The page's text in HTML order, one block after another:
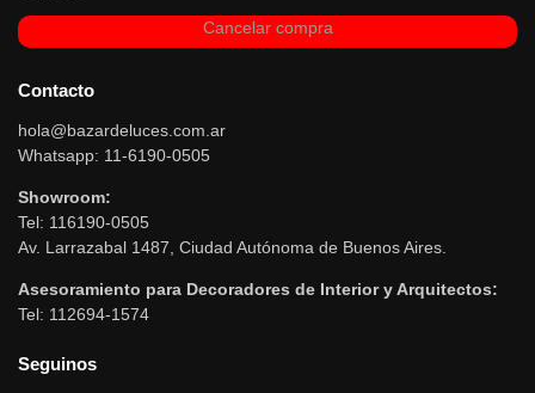
Cancelar compra
Contacto
hola@bazardeluces.com.ar
Whatsapp: 11-6190-0505
Showroom:
Tel: 116190-0505
Av. Larrazabal 1487, Ciudad Autónoma de Buenos Aires.
Asesoramiento para Decoradores de Interior y Arquitectos:
Tel: 112694-1574
Seguinos